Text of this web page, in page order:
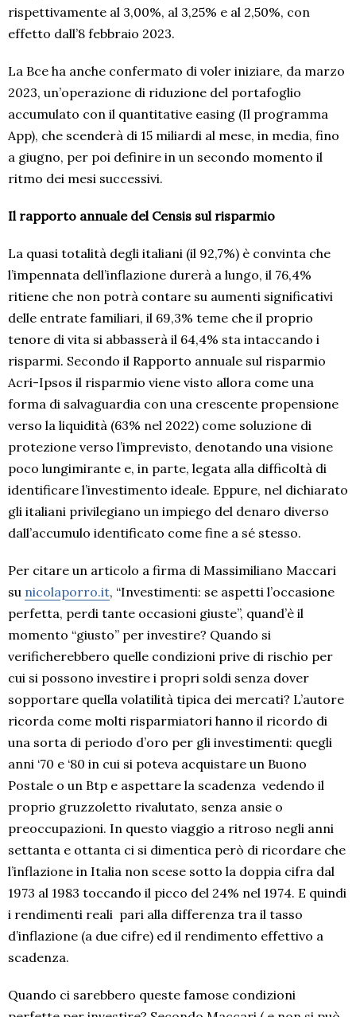
rispettivamente al 3,00%, al 3,25% e al 2,50%, con
effetto dall’8 febbraio 2023.
La Bce ha anche confermato di voler iniziare, da marzo
2023, un’operazione di riduzione del portafoglio
accumulato con il quantitative easing (Il programma
App), che scenderà di 15 miliardi al mese, in media, fino
a giugno, per poi definire in un secondo momento il
ritmo dei mesi successivi.
Il rapporto annuale del Censis sul risparmio
La quasi totalità degli italiani (il 92,7%) è convinta che
l’impennata dell’inflazione durerà a lungo, il 76,4%
ritiene che non potrà contare su aumenti significativi
delle entrate familiari, il 69,3% teme che il proprio
tenore di vita si abbasserà il 64,4% sta intaccando i
risparmi. Secondo il Rapporto annuale sul risparmio
Acri-Ipsos il risparmio viene visto allora come una
forma di salvaguardia con una crescente propensione
verso la liquidità (63% nel 2022) come soluzione di
protezione verso l’imprevisto, denotando una visione
poco lungimirante e, in parte, legata alla difficoltà di
identificare l’investimento ideale. Eppure, nel dichiarato
gli italiani privilegiano un impiego del denaro diverso
dall’accumulo identificato come fine a sé stesso.
Per citare un articolo a firma di Massimiliano Maccari
su nicolaporro.it, “Investimenti: se aspetti l’occasione
perfetta, perdi tante occasioni giuste”, quand’è il
momento “giusto” per investire? Quando si
verificherebbero quelle condizioni prive di rischio per
cui si possono investire i propri soldi senza dover
sopportare quella volatilità tipica dei mercati? L’autore
ricorda come molti risparmiatori hanno il ricordo di
una sorta di periodo d’oro per gli investimenti: quegli
anni ‘70 e ‘80 in cui si poteva acquistare un Buono
Postale o un Btp e aspettare la scadenza vedendo il
proprio gruzzoletto rivalutato, senza ansie o
preoccupazioni. In questo viaggio a ritroso negli anni
settanta e ottanta ci si dimentica però di ricordare che
l’inflazione in Italia non scese sotto la doppia cifra dal
1973 al 1983 toccando il picco del 24% nel 1974. E quindi
i rendimenti reali pari alla differenza tra il tasso
d’inflazione (a due cifre) ed il rendimento effettivo a
scadenza.
Quando ci sarebbero queste famose condizioni